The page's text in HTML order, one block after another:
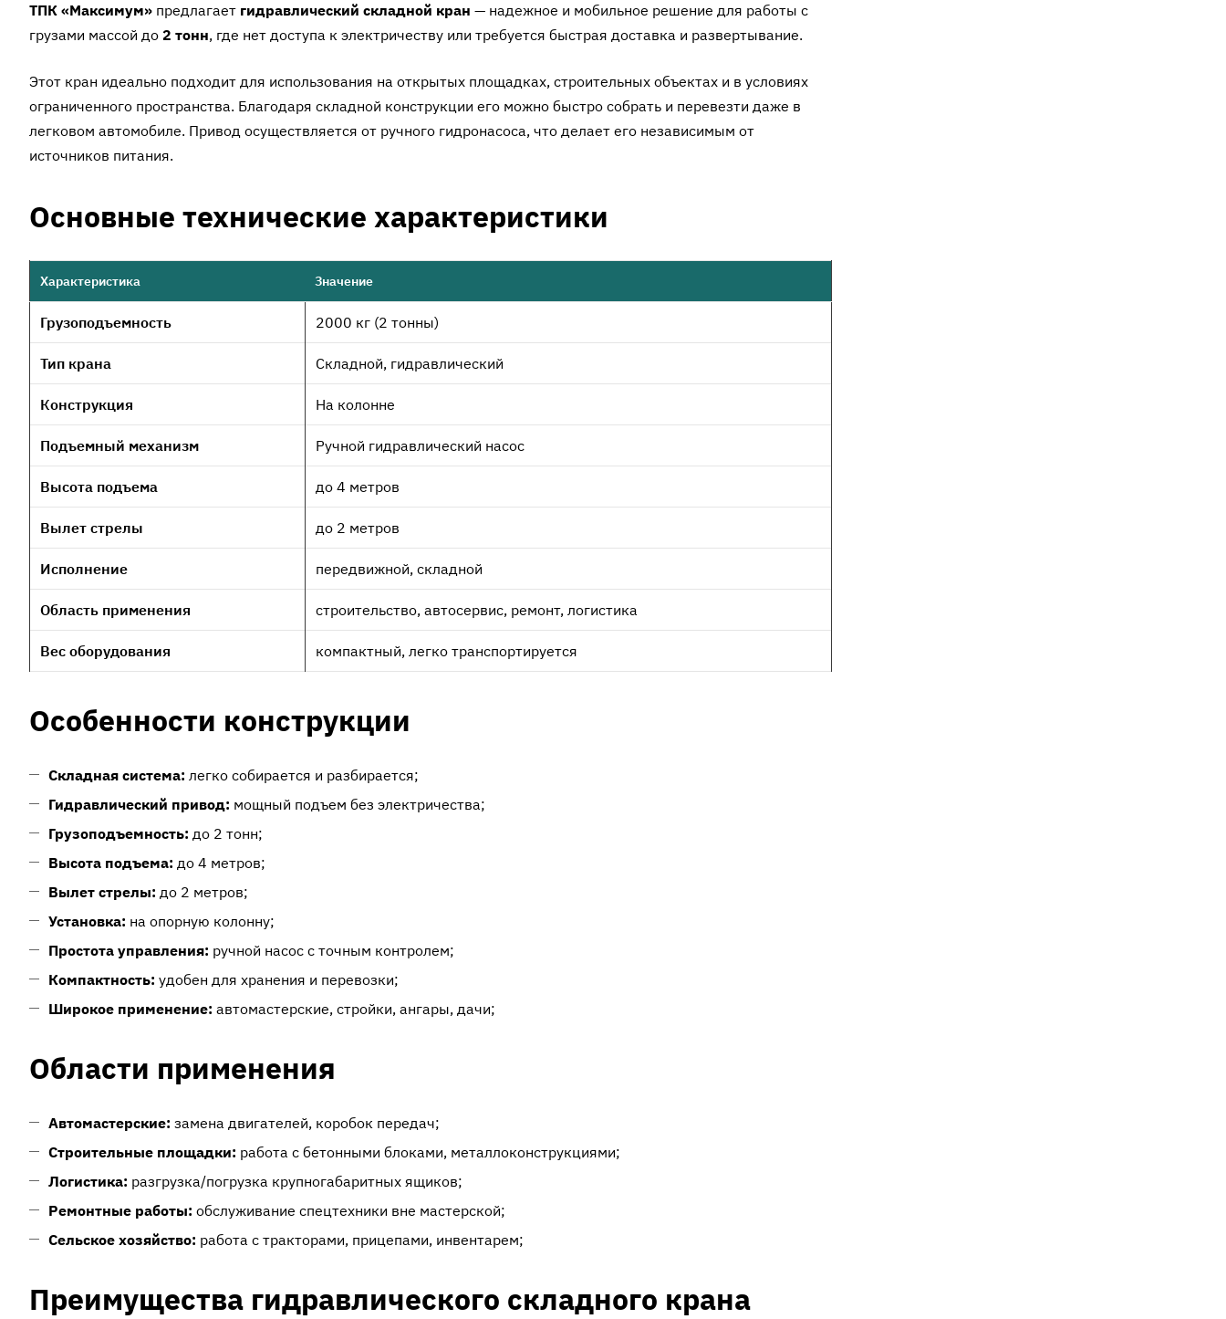
ТПК «Максимум» предлагает гидравлический складной кран — надежное и мобильное решение для работы с
грузами массой до 2 тонн, где нет доступа к электричеству или требуется быстрая доставка и развертывание.
Этот кран идеально подходит для использования на открытых площадках, строительных объектах и в условиях
ограниченного пространства. Благодаря складной конструкции его можно быстро собрать и перевезти даже в
легковом автомобиле. Привод осуществляется от ручного гидронасоса, что делает его независимым от
источников питания.
Основные технические характеристики
Характеристика Значение
Грузоподъемность 2000 кг (2 тонны)
Тип крана Складной, гидравлический
Конструкция На колонне
Подъемный механизм Ручной гидравлический насос
Высота подъема до 4 метров
Вылет стрелы до 2 метров
Исполнение передвижной, складной
Область применения строительство, автосервис, ремонт, логистика
Вес оборудования компактный, легко транспортируется
Особенности конструкции
Складная система: легко собирается и разбирается;
Гидравлический привод: мощный подъем без электричества;
Грузоподъемность: до 2 тонн;
Высота подъема: до 4 метров;
Вылет стрелы: до 2 метров;
Установка: на опорную колонну;
Простота управления: ручной насос с точным контролем;
Компактность: удобен для хранения и перевозки;
Широкое применение: автомастерские, стройки, ангары, дачи;
Области применения
Автомастерские: замена двигателей, коробок передач;
Строительные площадки: работа с бетонными блоками, металлоконструкциями;
Логистика: разгрузка/погрузка крупногабаритных ящиков;
Ремонтные работы: обслуживание спецтехники вне мастерской;
Сельское хозяйство: работа с тракторами, прицепами, инвентарем;
Преимущества гидравлического складного крана